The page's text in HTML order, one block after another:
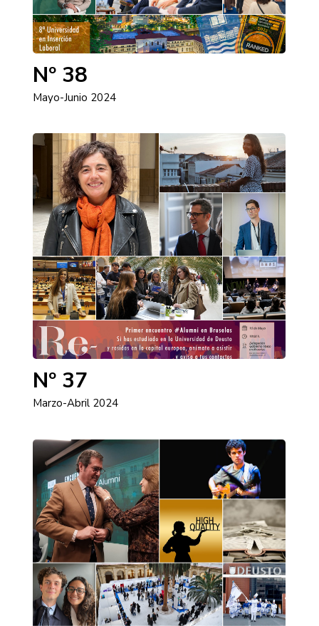
Nº 38
Mayo-Junio 2024
Nº 37
Marzo-Abril 2024